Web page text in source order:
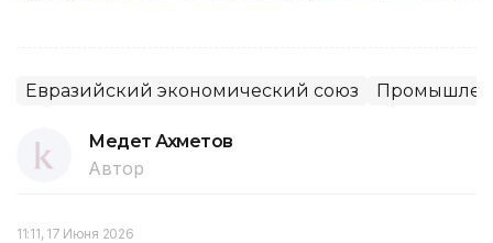
Евразийский экономический союз
Медет Ахметов
Автор
11:11, 17 Июня 2026